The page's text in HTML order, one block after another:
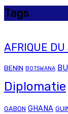
Tags
AFRIQUE DU
BENIN BOTSWANA
Diplomatie
GABON GHANA